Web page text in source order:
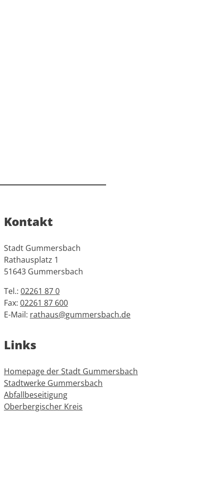
Kontakt
Stadt Gummersbach
Rathausplatz 1
51643 Gummersbach
Tel.: 02261 87 0
Fax: 02261 87 600
E-Mail: rathaus@gummersbach.de
Links
Homepage der Stadt Gummersbach
Stadtwerke Gummersbach
Abfallbeseitigung
Oberbergischer Kreis